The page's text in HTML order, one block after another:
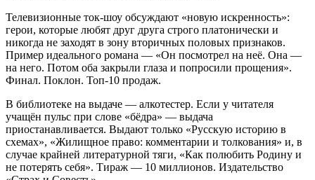
Телевизионные ток-шоу обсуждают «новую искренность»:
герои, которые любят друг друга строго платонически и
никогда не заходят в зону вторичных половых признаков.
Пример идеального романа — «Он посмотрел на неё. Она —
на него. Потом оба закрыли глаза и попросили прощения».
Финал. Поклон. Топ-10 продаж.
В библиотеке на выдаче — алкотестер. Если у читателя
учащён пульс при слове «бёдра» — выдача
приостанавливается. Выдают только «Русскую историю в
схемах», «Жилищное право: комментарии и толкования» и, в
случае крайней литературной тяги, «Как полюбить Родину и
не потерять себя». Тираж — 10 миллионов. Издательство